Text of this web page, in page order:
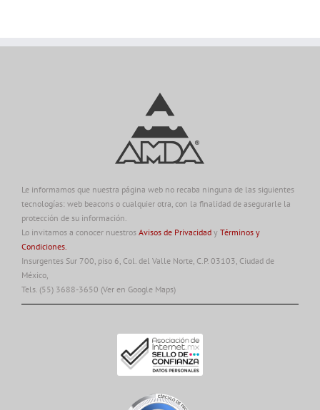
Le informamos que nuestra página web no recaba ninguna de las siguientes
tecnologías: web beacons o cualquier otra, con la finalidad de asegurarle la
protección de su información.
Lo invitamos a conocer nuestros Avisos de Privacidad y Términos y
Condiciones.
Insurgentes Sur 700, piso 6, Col. del Valle Norte, C.P. 03103, Ciudad de
México,
Tels. (55) 3688-3650 (Ver en Google Maps)